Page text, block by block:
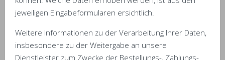
jeweiligen Eingabeformularen ersichtlich.
Weitere Informationen zu der Verarbeitung Ihrer Daten,
insbesondere zu der Weitergabe an unsere
Dienstleister zum Zwecke der Bestellungs-, Zahlungs-